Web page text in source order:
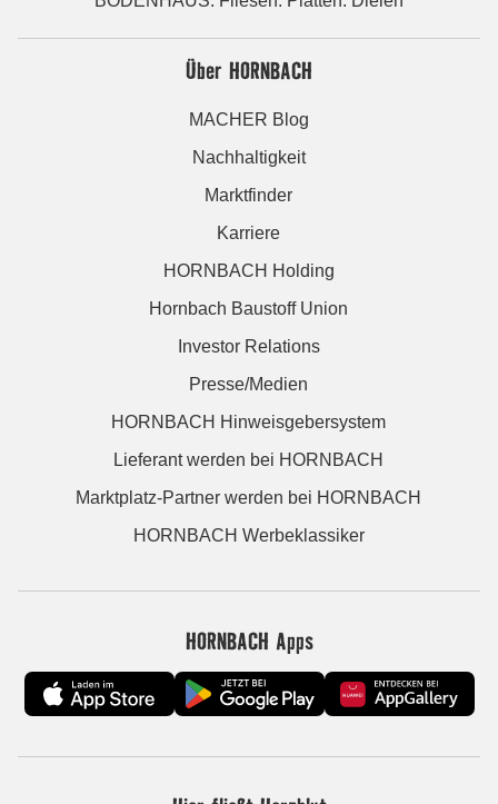
Über HORNBACH
MACHER Blog
Nachhaltigkeit
Marktfinder
Karriere
HORNBACH Holding
Hornbach Baustoff Union
Investor Relations
Presse/Medien
HORNBACH Hinweisgebersystem
Lieferant werden bei HORNBACH
Marktplatz-Partner werden bei HORNBACH
HORNBACH Werbeklassiker
HORNBACH Apps